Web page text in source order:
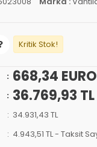
Kritik Stok!
668,34 EURO
36.769,93 TL
34.931,43 TL
4.943,51 TL- Taksit